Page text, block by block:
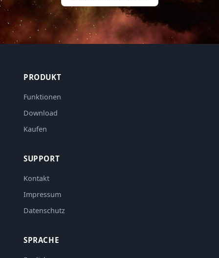
PRODUKT
Funktionen
Download
Kaufen
SUPPORT
Kontakt
Impressum
Datenschutz
SPRACHE